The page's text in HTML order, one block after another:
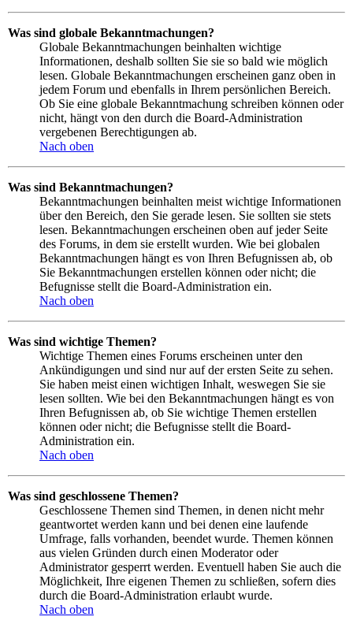
Was sind globale Bekanntmachungen?
Globale Bekanntmachungen beinhalten wichtige
Informationen, deshalb sollten Sie sie so bald wie möglich
lesen. Globale Bekanntmachungen erscheinen ganz oben in
jedem Forum und ebenfalls in Ihrem persönlichen Bereich.
Ob Sie eine globale Bekanntmachung schreiben können oder
nicht, hängt von den durch die Board-Administration
vergebenen Berechtigungen ab.
Nach oben
Was sind Bekanntmachungen?
Bekanntmachungen beinhalten meist wichtige Informationen
über den Bereich, den Sie gerade lesen. Sie sollten sie stets
lesen. Bekanntmachungen erscheinen oben auf jeder Seite
des Forums, in dem sie erstellt wurden. Wie bei globalen
Bekanntmachungen hängt es von Ihren Befugnissen ab, ob
Sie Bekanntmachungen erstellen können oder nicht; die
Befugnisse stellt die Board-Administration ein.
Nach oben
Was sind wichtige Themen?
Wichtige Themen eines Forums erscheinen unter den
Ankündigungen und sind nur auf der ersten Seite zu sehen.
Sie haben meist einen wichtigen Inhalt, weswegen Sie sie
lesen sollten. Wie bei den Bekanntmachungen hängt es von
Ihren Befugnissen ab, ob Sie wichtige Themen erstellen
können oder nicht; die Befugnisse stellt die Board-
Administration ein.
Nach oben
Was sind geschlossene Themen?
Geschlossene Themen sind Themen, in denen nicht mehr
geantwortet werden kann und bei denen eine laufende
Umfrage, falls vorhanden, beendet wurde. Themen können
aus vielen Gründen durch einen Moderator oder
Administrator gesperrt werden. Eventuell haben Sie auch die
Möglichkeit, Ihre eigenen Themen zu schließen, sofern dies
durch die Board-Administration erlaubt wurde.
Nach oben